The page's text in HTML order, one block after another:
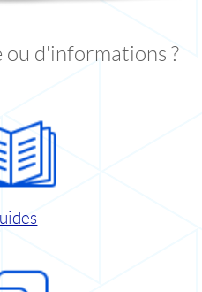
ou d'informations ?